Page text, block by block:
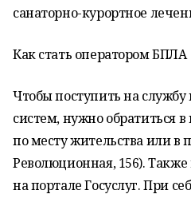
санаторно-курортное
Как стать оператором БПЛА
Чтобы поступить на службу
систем, нужно обратиться
по месту жительства или в
Революционная, 156).
на портале Госуслуг. При